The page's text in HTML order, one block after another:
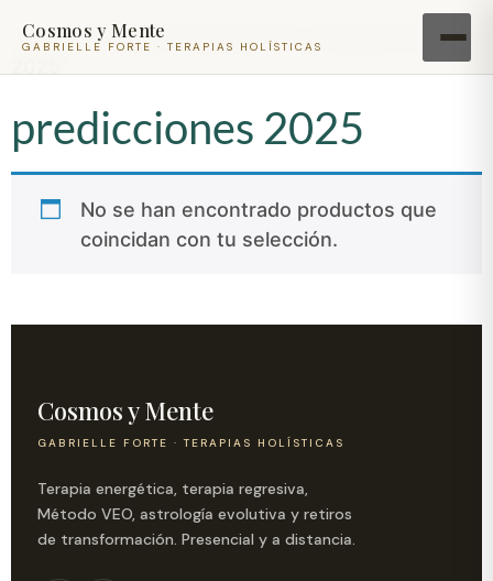
Cosmos y Mente
GABRIELLE FORTE · TERAPIAS HOLÍSTICAS
Inicio/ Productos etiquetados “predicciones
predicciones 2025
No se han encontrado productos que
coincidan con tu selección.
Cosmos y Mente
GABRIELLE FORTE · TERAPIAS HOLÍSTICAS
Terapia energética, terapia regresiva,
Método VEO, astrología evolutiva y retiros
de transformación. Presencial y a distancia.